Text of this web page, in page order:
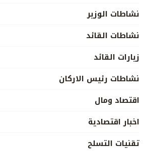
نشاطات الوزير
نشاطات القائد
زيارات القائد
نشاطات رئيس الاركان
اقتصاد ومال
اخبار اقتصادية
تقنيات التسلح